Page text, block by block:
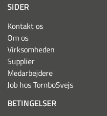
SIDER
Kontakt os
Om os
Virksomheden
Supplier
Medarbejdere
Job hos TornboSvejs
BETINGELSER